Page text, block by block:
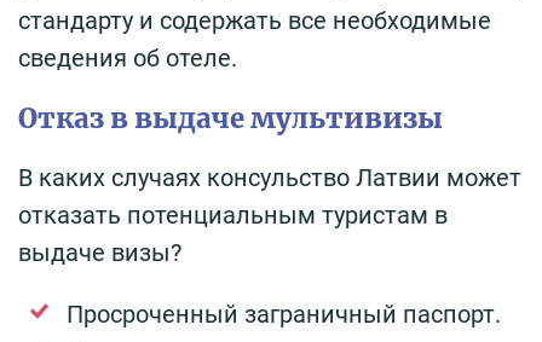
стандарту и содержать все необходимые
сведения об отеле.
Отказ в выдаче мультивизы
В каких случаях консульство Латвии может
отказать потенциальным туристам в
выдаче визы?
Просроченный заграничный паспорт.